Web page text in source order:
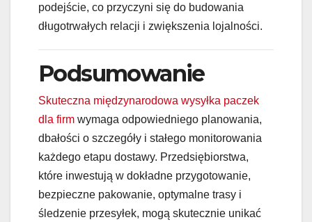
podejście, co przyczyni się do budowania
długotrwałych relacji i zwiększenia lojalności.
Podsumowanie
Skuteczna międzynarodowa wysyłka paczek
dla firm wymaga odpowiedniego planowania,
dbałości o szczegóły i stałego monitorowania
każdego etapu dostawy. Przedsiębiorstwa,
które inwestują w dokładne przygotowanie,
bezpieczne pakowanie, optymalne trasy i
śledzenie przesyłek, mogą skutecznie unikać